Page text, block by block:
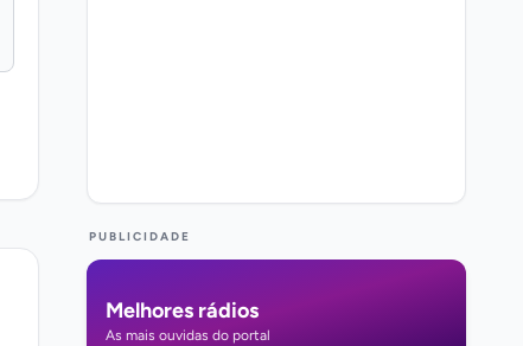
PUBLICIDADE
Melhores rádios
As mais ouvidas do portal